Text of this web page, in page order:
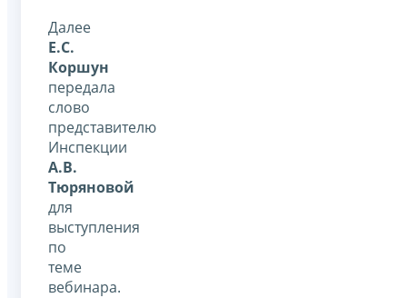
Далее
Е.С.
Коршун
передала
слово
представителю
Инспекции
А.В.
Тюряновой
для
выступления
по
теме
вебинара.